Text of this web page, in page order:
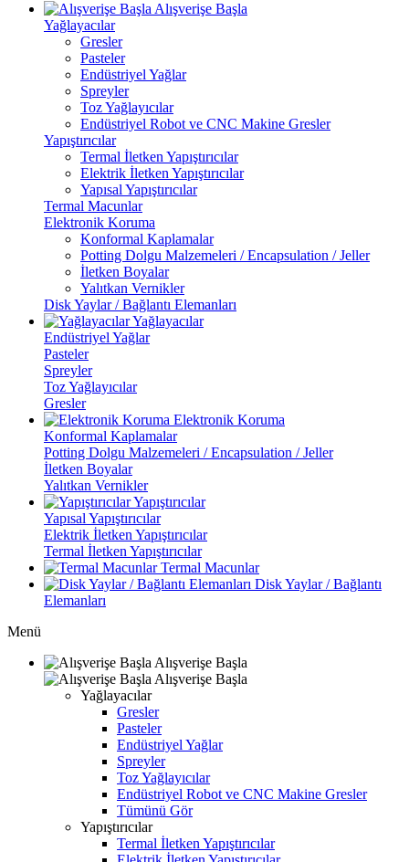
Alışverişe Başla
Yağlayacılar
Gresler
Pasteler
Endüstriyel Yağlar
Spreyler
Toz Yağlayıcılar
Endüstriyel Robot ve CNC Makine Gresler
Yapıştırıcılar
Termal İletken Yapıştırıcılar
Elektrik İletken Yapıştırıcılar
Yapısal Yapıştırıcılar
Termal Macunlar
Elektronik Koruma
Konformal Kaplamalar
Potting Dolgu Malzemeleri / Encapsulation / Jeller
İletken Boyalar
Yalıtkan Vernikler
Disk Yaylar / Bağlantı Elemanları
Yağlayacılar
Endüstriyel Yağlar
Pasteler
Spreyler
Toz Yağlayıcılar
Gresler
Elektronik Koruma
Konformal Kaplamalar
Potting Dolgu Malzemeleri / Encapsulation / Jeller
İletken Boyalar
Yalıtkan Vernikler
Yapıştırıcılar
Yapısal Yapıştırıcılar
Elektrik İletken Yapıştırıcılar
Termal İletken Yapıştırıcılar
Termal Macunlar
Disk Yaylar / Bağlantı
Elemanları
Menü
Alışverişe Başla
Alışverişe Başla
Yağlayacılar
Gresler
Pasteler
Endüstriyel Yağlar
Spreyler
Toz Yağlayıcılar
Endüstriyel Robot ve CNC Makine Gresler
Tümünü Gör
Yapıştırıcılar
Termal İletken Yapıştırıcılar